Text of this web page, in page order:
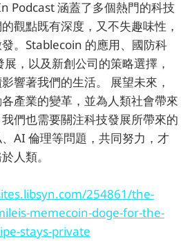
Podcast 涵蓋了多個熱門的科技
觀點既有深度，又不失趣味性，
。Stablecoin 的應用、國防科
，以及新創公司的策略選擇，
響著我們的生活。 展望未來，
產業的變革，並為人類社會帶來
們也需要關注科技發展所帶來的
AI 倫理等問題，共同努力，才
人類。
254861/the-
memecoin-doge-for-the-
stays-private